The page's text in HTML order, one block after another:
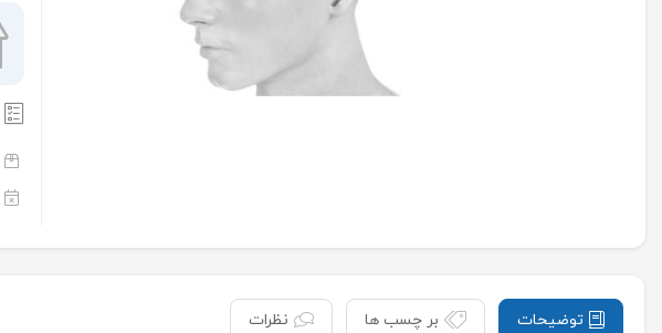
توضیحات بر چسب ها نظرات